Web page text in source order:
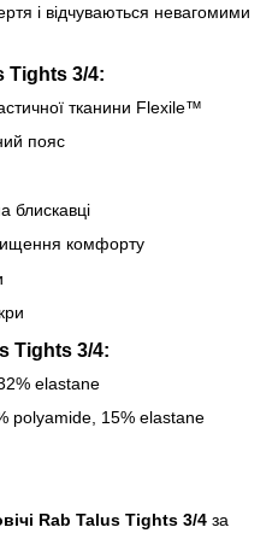
і відчуваються невагомими
Tights 3/4:
тканини Flexile™
пояс
блискавці
комфорту
Tights 3/4:
elastane
polyamide, 15% elastane
Rab Talus Tights 3/4 за